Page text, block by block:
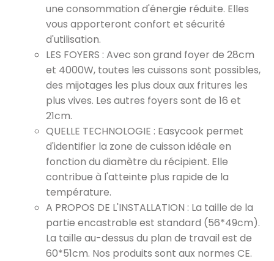
une consommation d'énergie réduite. Elles
vous apporteront confort et sécurité
d'utilisation.
LES FOYERS : Avec son grand foyer de 28cm
et 4000W, toutes les cuissons sont possibles,
des mijotages les plus doux aux fritures les
plus vives. Les autres foyers sont de 16 et
21cm.
QUELLE TECHNOLOGIE : Easycook permet
d'identifier la zone de cuisson idéale en
fonction du diamètre du récipient. Elle
contribue à l'atteinte plus rapide de la
température.
A PROPOS DE L'INSTALLATION : La taille de la
partie encastrable est standard (56*49cm).
La taille au-dessus du plan de travail est de
60*51cm. Nos produits sont aux normes CE.